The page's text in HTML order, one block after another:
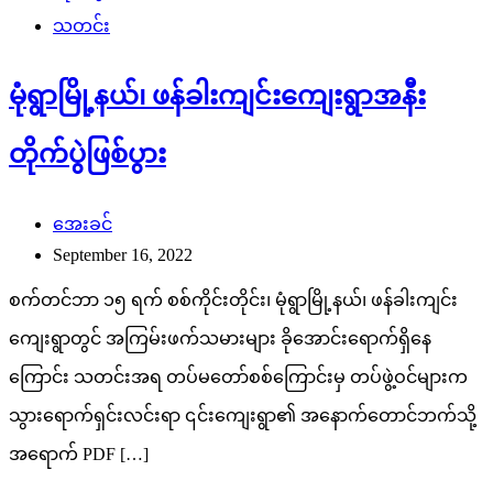
သတင်း
မုံရွာမြို့နယ်၊ ဖန်ခါးကျင်းကျေးရွာအနီး
တိုက်ပွဲဖြစ်ပွား
အေးခင်
September 16, 2022
စက်တင်ဘာ ၁၅ ရက် စစ်ကိုင်းတိုင်း၊ မုံရွာမြို့နယ်၊ ဖန်ခါးကျင်း
ကျေးရွာတွင် အကြမ်းဖက်သမားများ ခိုအောင်းရောက်ရှိနေ
ကြောင်း သတင်းအရ တပ်မတော်စစ်ကြောင်းမှ တပ်ဖွဲ့ဝင်များက
သွားရောက်ရှင်းလင်းရာ ၎င်းကျေးရွာ၏ အနောက်တောင်ဘက်သို့
အရောက် PDF […]